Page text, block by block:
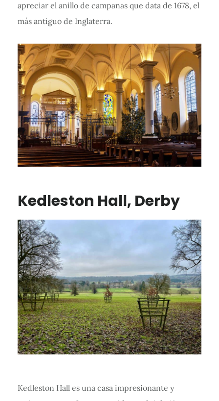
apreciar el anillo de campanas que data de 1678, el
más antiguo de Inglaterra.
Kedleston Hall, Derby
Kedleston Hall es una casa impresionante y